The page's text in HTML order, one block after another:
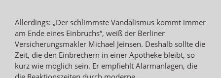
Allerdings: „Der schlimmste Vandalismus kommt immer
am Ende eines Einbruchs“, weiß der Berliner
Versicherungsmakler Michael Jeinsen. Deshalb sollte die
Zeit, die den Einbrechern in einer Apotheke bleibt, so
kurz wie möglich sein. Er empfiehlt Alarmanlagen, die